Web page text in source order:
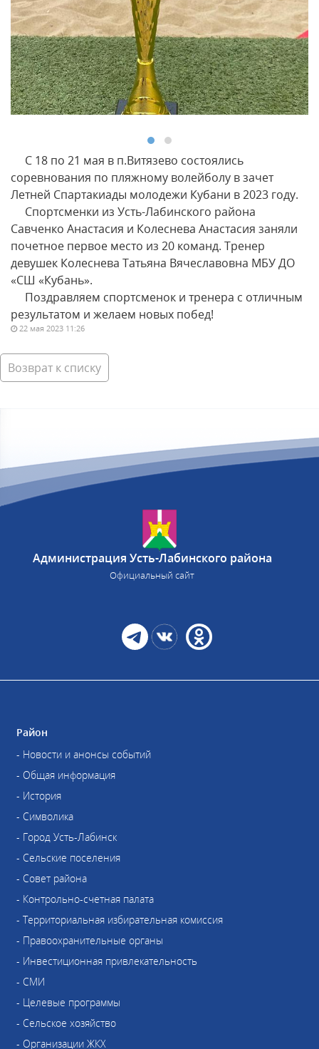
С 18 по 21 мая в п.Витязево состоялись
соревнования по пляжному волейболу в зачет
Летней Спартакиады молодежи Кубани в 2023 году.
Спортсменки из Усть-Лабинского района
Савченко Анастасия и Колеснева Анастасия заняли
почетное первое место из 20 команд. Тренер
девушек Колеснева Татьяна Вячеславовна МБУ ДО
«СШ «Кубань».
Поздравляем спортсменок и тренера с отличным
результатом и желаем новых побед!
22 мая 2023 11:26
Возврат к списку
Администрация Усть-Лабинского района
Официальный сайт
Район
- Новости и анонсы событий
- Общая информация
- История
- Символика
- Город Усть-Лабинск
- Сельские поселения
- Совет района
- Контрольно-счетная палата
- Территориальная избирательная комиссия
- Правоохранительные органы
- Инвестиционная привлекательность
- СМИ
- Целевые программы
- Сельское хозяйство
- Организации ЖКХ